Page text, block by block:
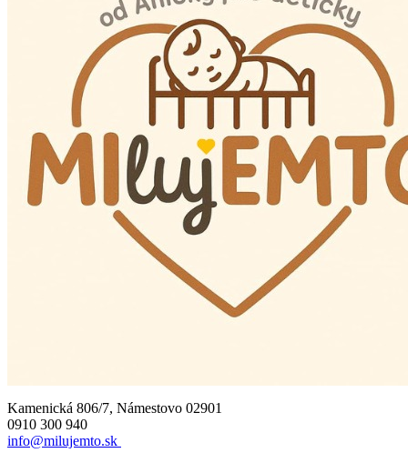
Kamenická 806/7, Námestovo 02901
0910 300 940
info@milujemto.sk